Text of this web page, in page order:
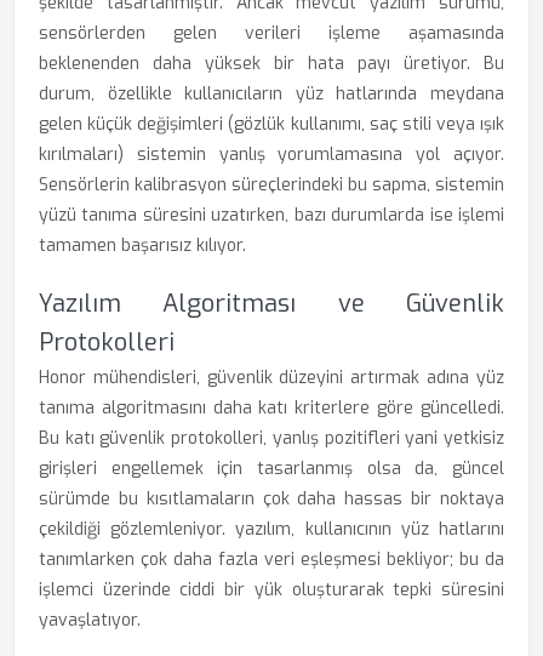
sensörlerden gelen verileri işleme aşamasında
beklenenden daha yüksek bir hata payı üretiyor. Bu
durum, özellikle kullanıcıların yüz hatlarında meydana
gelen küçük değişimleri (gözlük kullanımı, saç stili veya ışık
kırılmaları) sistemin yanlış yorumlamasına yol açıyor.
Sensörlerin kalibrasyon süreçlerindeki bu sapma, sistemin
yüzü tanıma süresini uzatırken, bazı durumlarda ise işlemi
tamamen başarısız kılıyor.
Yazılım Algoritması ve Güvenlik
Protokolleri
Honor mühendisleri, güvenlik düzeyini artırmak adına yüz
tanıma algoritmasını daha katı kriterlere göre güncelledi.
Bu katı güvenlik protokolleri, yanlış pozitifleri yani yetkisiz
girişleri engellemek için tasarlanmış olsa da, güncel
sürümde bu kısıtlamaların çok daha hassas bir noktaya
çekildiği gözlemleniyor. yazılım, kullanıcının yüz hatlarını
tanımlarken çok daha fazla veri eşleşmesi bekliyor; bu da
işlemci üzerinde ciddi bir yük oluşturarak tepki süresini
yavaşlatıyor.